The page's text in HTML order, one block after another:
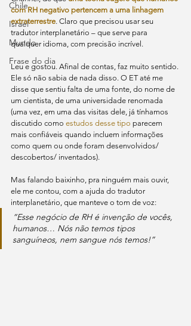
Chile
Israel
Mundo
Frase do dia
com RH negativo pertencem a uma linhagem
extraterrestre. Claro que precisou usar seu
tradutor interplanetário – que serve para
qualquer idioma, com precisão incrível.
Leu e gostou. Afinal de contas, faz muito sentido.
Ele só não sabia de nada disso. O ET até me
disse que sentiu falta de uma fonte, do nome de
um cientista, de uma universidade renomada
(uma vez, em uma das visitas dele, já tínhamos
discutido como estudos desse tipo parecem
mais confiáveis quando incluem informações
como quem ou onde foram desenvolvidos/
descobertos/ inventados).
Mas falando baixinho, pra ninguém mais ouvir,
ele me contou, com a ajuda do tradutor
interplanetário, que manteve o tom de voz:
“Esse negócio de RH é invenção de vocês,
humanos… Nós não temos tipos
sanguíneos, nem sangue nós temos!”